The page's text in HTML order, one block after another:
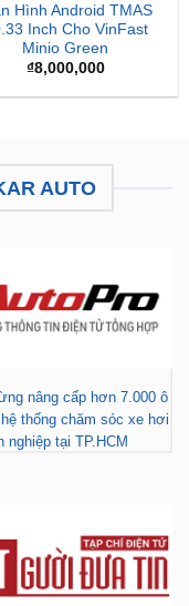
Hình Android TMAS
Inch Cho VinFast
Minio Green
₫8,000,000
AUTO
nâng cấp hơn 7.000 ô
thống chăm sóc xe hơi
nghiệp tại TP.HCM